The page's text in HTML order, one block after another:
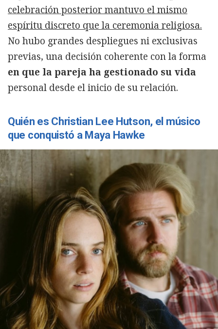
celebración posterior mantuvo el mismo
espíritu discreto que la ceremonia religiosa.
No hubo grandes despliegues ni exclusivas
previas, una decisión coherente con la forma
en que la pareja ha gestionado su vida
personal desde el inicio de su relación.
Quién es Christian Lee Hutson, el músico
que conquistó a Maya Hawke